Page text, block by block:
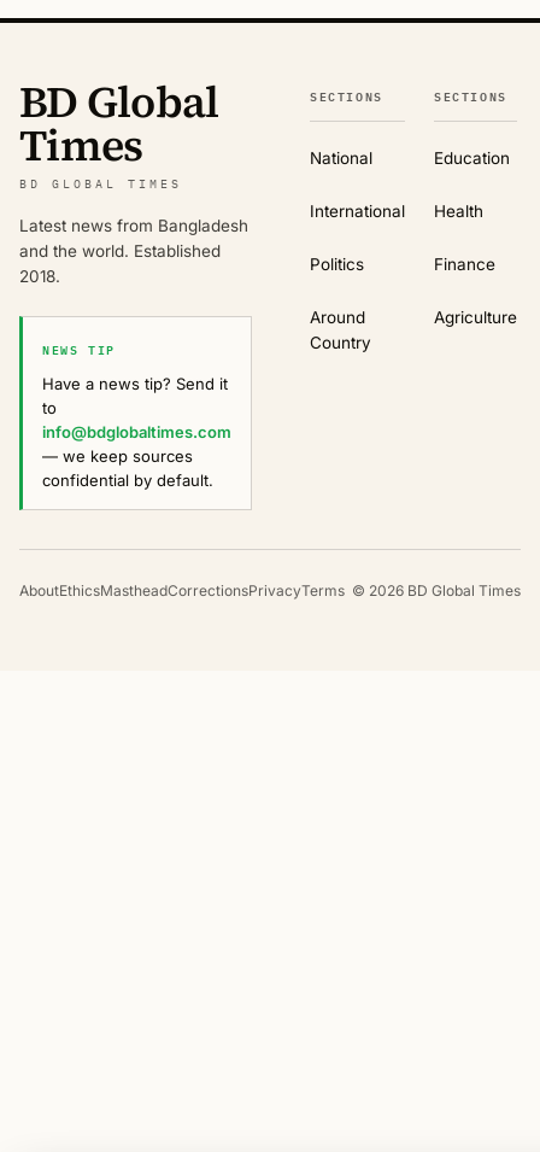
BD Global
Times
BD GLOBAL TIMES
Latest news from Bangladesh
and the world. Established
2018.
NEWS TIP
Have a news tip? Send it
to
info@bdglobaltimes.com
— we keep sources
confidential by default.
SECTIONS
National
International
Politics
Around
Country
SECTIONS
Education
Health
Finance
Agriculture
AboutEthicsMastheadCorrectionsPrivacyTerms © 2026 BD Global Times